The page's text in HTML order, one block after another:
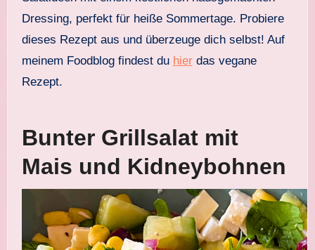
Dressing, perfekt für heiße Sommertage. Probiere
dieses Rezept aus und überzeuge dich selbst! Auf
meinem Foodblog findest du hierdas vegane
Rezept.
Bunter Grillsalat mit
Mais und Kidneybohnen